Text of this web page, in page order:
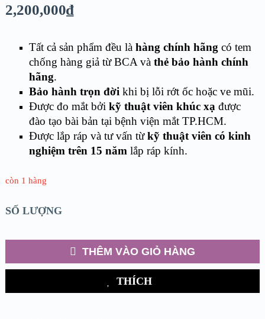
2,200,000₫
Tất cả sản phẩm đều là hàng chính hãng có tem
chống hàng giả từ BCA và thẻ bảo hành chính
hãng.
Bảo hành trọn đời khi bị lỗi rớt ốc hoặc ve mũi.
Được đo mắt bởi kỹ thuật viên khúc xạ được
đào tạo bài bản tại bệnh viện mắt TP.HCM.
Được lắp ráp và tư vấn từkỹ thuật viên có kinh
nghiệm trên 15 năm lắp ráp kính.
còn 1 hàng
SỐ LƯỢNG
THÊM VÀO GIỎ HÀNG
THÍCH